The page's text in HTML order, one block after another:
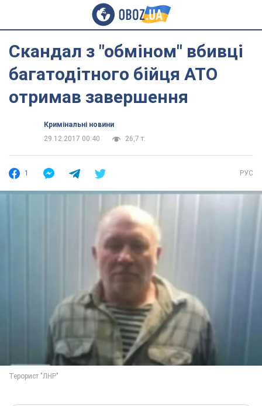
Скандал з "обміном" вбивці
багатодітного бійця АТО
отримав завершення
Кримінальні новини
29.12.2017 00:40
26,7 т.
1 РУС